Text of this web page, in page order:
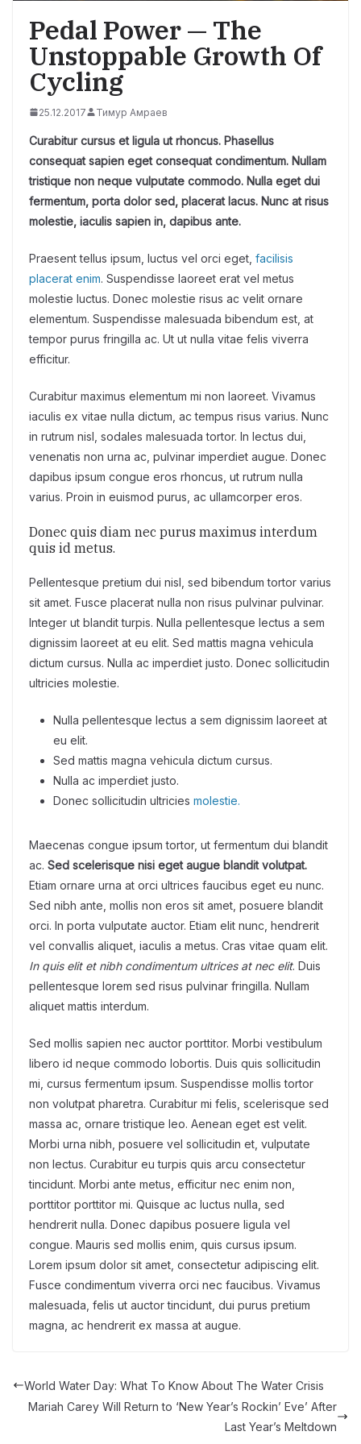
Pedal Power — The
Unstoppable Growth Of
Cycling
25.12.2017 Тимур Амраев
Curabitur cursus et ligula ut rhoncus. Phasellus
consequat sapien eget consequat condimentum. Nullam
tristique non neque vulputate commodo. Nulla eget dui
fermentum, porta dolor sed, placerat lacus. Nunc at risus
molestie, iaculis sapien in, dapibus ante.
Praesent tellus ipsum, luctus vel orci eget, facilisis
placerat enim. Suspendisse laoreet erat vel metus
molestie luctus. Donec molestie risus ac velit ornare
elementum. Suspendisse malesuada bibendum est, at
tempor purus fringilla ac. Ut ut nulla vitae felis viverra
efficitur.
Curabitur maximus elementum mi non laoreet. Vivamus
iaculis ex vitae nulla dictum, ac tempus risus varius. Nunc
in rutrum nisl, sodales malesuada tortor. In lectus dui,
venenatis non urna ac, pulvinar imperdiet augue. Donec
dapibus ipsum congue eros rhoncus, ut rutrum nulla
varius. Proin in euismod purus, ac ullamcorper eros.
Donec quis diam nec purus maximus interdum
quis id metus.
Pellentesque pretium dui nisl, sed bibendum tortor varius
sit amet. Fusce placerat nulla non risus pulvinar pulvinar.
Integer ut blandit turpis. Nulla pellentesque lectus a sem
dignissim laoreet at eu elit. Sed mattis magna vehicula
dictum cursus. Nulla ac imperdiet justo. Donec sollicitudin
ultricies molestie.
Nulla pellentesque lectus a sem dignissim laoreet at
eu elit.
Sed mattis magna vehicula dictum cursus.
Nulla ac imperdiet justo.
Donec sollicitudin ultricies molestie.
Maecenas congue ipsum tortor, ut fermentum dui blandit
ac. Sed scelerisque nisi eget augue blandit volutpat.
Etiam ornare urna at orci ultrices faucibus eget eu nunc.
Sed nibh ante, mollis non eros sit amet, posuere blandit
orci. In porta vulputate auctor. Etiam elit nunc, hendrerit
vel convallis aliquet, iaculis a metus. Cras vitae quam elit.
In quis elit et nibh condimentum ultrices at nec elit. Duis
pellentesque lorem sed risus pulvinar fringilla. Nullam
aliquet mattis interdum.
Sed mollis sapien nec auctor porttitor. Morbi vestibulum
libero id neque commodo lobortis. Duis quis sollicitudin
mi, cursus fermentum ipsum. Suspendisse mollis tortor
non volutpat pharetra. Curabitur mi felis, scelerisque sed
massa ac, ornare tristique leo. Aenean eget est velit.
Morbi urna nibh, posuere vel sollicitudin et, vulputate
non lectus. Curabitur eu turpis quis arcu consectetur
tincidunt. Morbi ante metus, efficitur nec enim non,
porttitor porttitor mi. Quisque ac luctus nulla, sed
hendrerit nulla. Donec dapibus posuere ligula vel
congue. Mauris sed mollis enim, quis cursus ipsum.
Lorem ipsum dolor sit amet, consectetur adipiscing elit.
Fusce condimentum viverra orci nec faucibus. Vivamus
malesuada, felis ut auctor tincidunt, dui purus pretium
magna, ac hendrerit ex massa at augue.
World Water Day: What To Know About The Water Crisis
Mariah Carey Will Return to ‘New Year’s Rockin’ Eve’ After
Last Year’s Meltdown